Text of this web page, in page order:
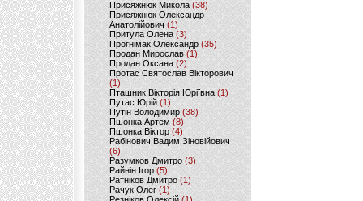
Присяжнюк Микола (38)
Присяжнюк Олександр
Анатолійович (1)
Притула Олена (3)
Прогнімак Олександр(35)
Продан Мирослав(1)
Продан Оксана (2)
Протас Святослав Вікторович
(1)
Пташник Вікторія Юріївна (1)
Путас Юрій (1)
Путін Володимир(38)
Пшонка Артем (8)
Пшонка Віктор(4)
Рабінович Вадим Зіновійович
(6)
Разумков Дмитро (3)
Райнін Ігор(5)
Ратніков Дмитро (1)
Рачук Олег (1)